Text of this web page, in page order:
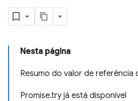
Nesta página
Resumo do valor de referência
Promise.try já está disponível